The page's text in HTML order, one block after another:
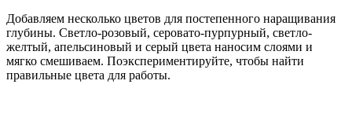
Добавляем несколько цветов для постепенного наращивания
глубины. Светло-розовый, серовато-пурпурный, светло-
желтый, апельсиновый и серый цвета наносим слоями и
мягко смешиваем. Поэкспериментируйте, чтобы найти
правильные цвета для работы.